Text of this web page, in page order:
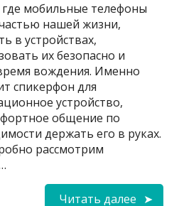
мобильные телефоны
нашей жизни,
в устройствах,
их безопасно и
вождения. Именно
спикерфон для
устройство,
общение по
держать его в руках.
рассмотрим
Читать далее